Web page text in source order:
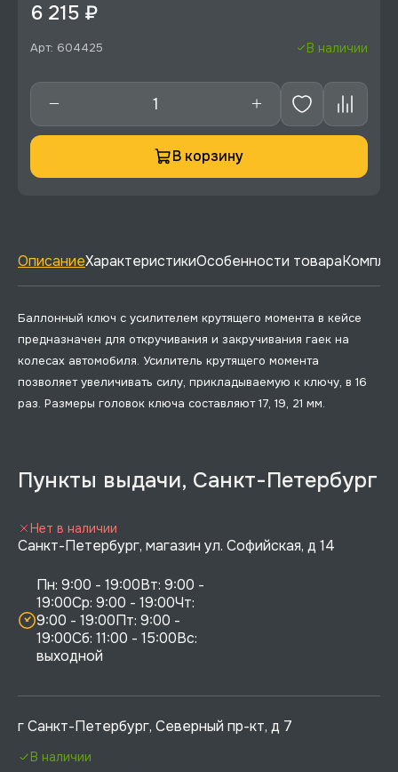
6 215 ₽
Арт: 604425 В наличии
В корзину
ОписаниеХарактеристикиОсобенности товара
Баллонный ключ с усилителем крутящего момента в кейсе
предназначен для откручивания и закручивания гаек на
колесах автомобиля. Усилитель крутящего момента
позволяет увеличивать силу, прикладываемую к ключу, в 16
раз. Размеры головок ключа составляют 17, 19, 21 мм.
Пункты выдачи, Санкт-Петербург
Санкт-Петербург, магазин ул. Софийская, д 14
Пн: 9:00 - 19:00Вт: 9:00 -
19:00Ср: 9:00 - 19:00Чт:
9:00 - 19:00Пт: 9:00 -
19:00Сб: 11:00 - 15:00Вс:
выходной
Нет в наличии
г Санкт-Петербург, Северный пр-кт, д 7
В наличии